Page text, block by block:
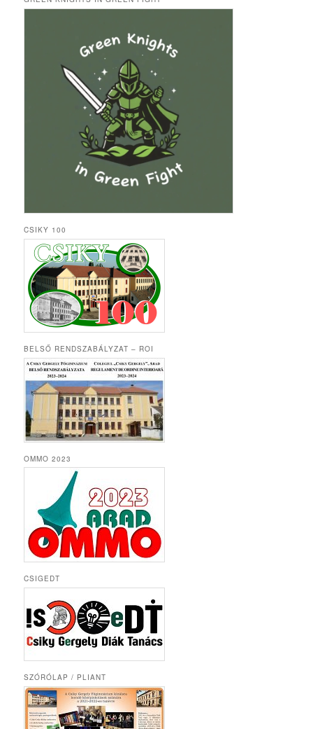
CSIKY 100
BELSŐ RENDSZABÁLYZAT – ROI
OMMO 2023
CSIGEDT
SZÓRÓLAP / PLIANT